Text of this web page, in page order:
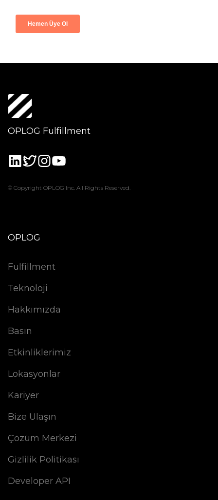
OPLOG Fulfillment
© Copyright OPLOG Inc. All Rights Reserved.
OPLOG
Fulfillment
Teknoloji
Hakkımızda
Basın
Etkinliklerimiz
Lokasyonlar
Kariyer
Bize Ulaşın
Çözüm Merkezi
Gizlilik Politikası
Developer API